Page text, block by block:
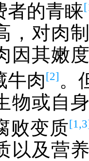
者的青睐
，对肉
因其嫩
牛肉[2] 。
物或自
败变质
以及营